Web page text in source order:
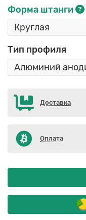
Форма штанги
Тип профиля
Доставка
Оплата